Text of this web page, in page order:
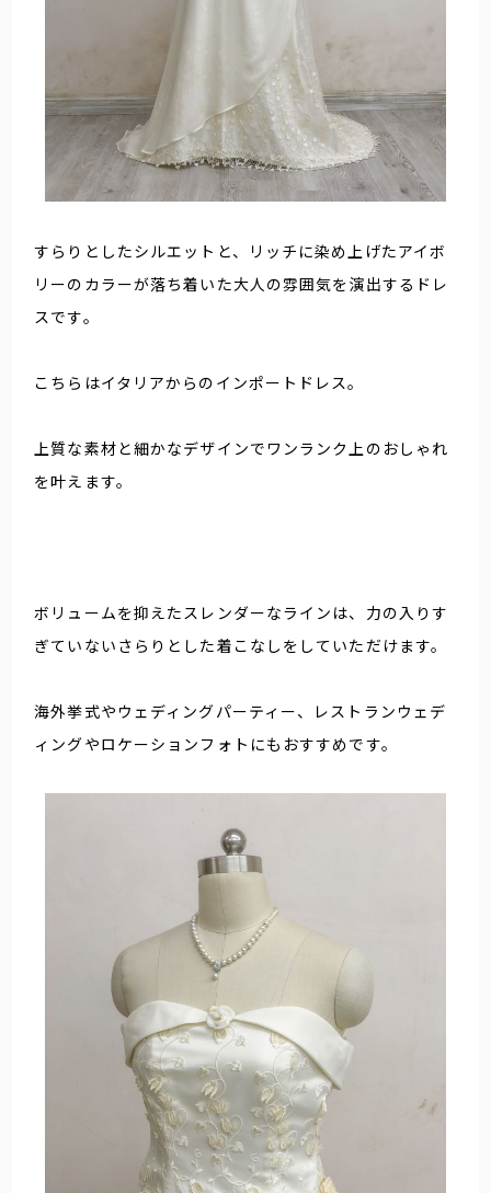
すらりとしたシルエットと、リッチに染め上げたアイボ
リーのカラーが落ち着いた大人の雰囲気を演出するドレ
スです。
こちらはイタリアからのインポートドレス。
上質な素材と細かなデザインでワンランク上のおしゃれ
を叶えます。
ボリュームを抑えたスレンダーなラインは、力の入りす
ぎていないさらりとした着こなしをしていただけます。
海外挙式やウェディングパーティー、レストランウェデ
ィングやロケーションフォトにもおすすめです。